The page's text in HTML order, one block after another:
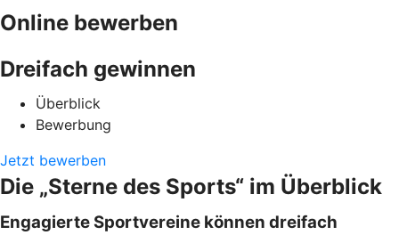
Online bewerben
Dreifach gewinnen
Überblick
Bewerbung
Jetzt bewerben
Die „Sterne des Sports“ im Überblick
Engagierte Sportvereine können dreifach